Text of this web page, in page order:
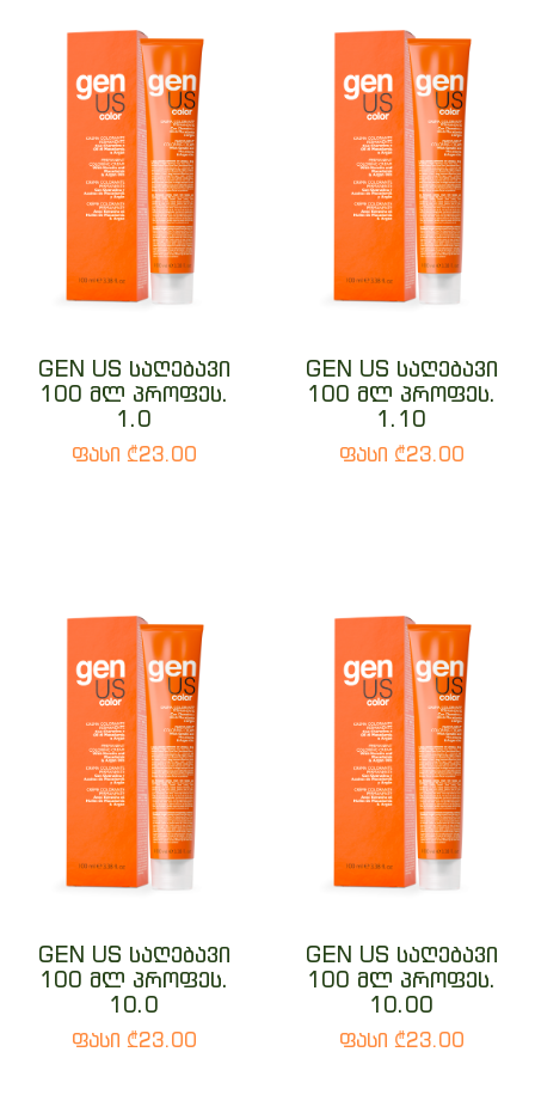
GEN US საღებავი
100 მლ პროფეს.
1.0
ფასი ₾23.00
GEN US საღებავი
100 მლ პროფეს.
1.10
ფასი ₾23.00
GEN US საღებავი
100 მლ პროფეს.
10.0
ფასი ₾23.00
GEN US საღებავი
100 მლ პროფეს.
10.00
ფასი ₾23.00